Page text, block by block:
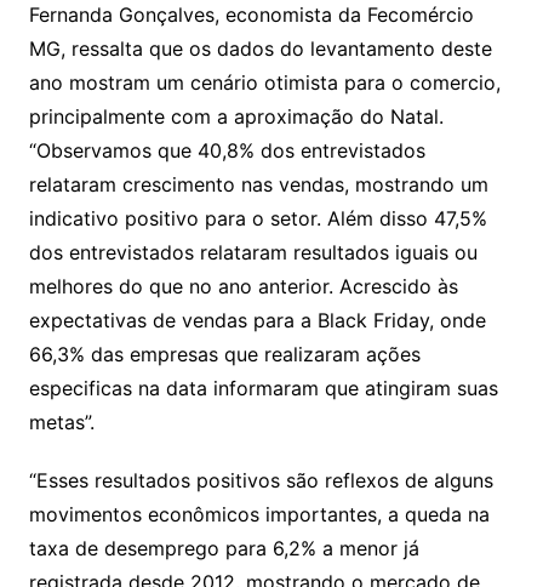
Fernanda Gonçalves, economista da Fecomércio
MG, ressalta que os dados do levantamento deste
ano mostram um cenário otimista para o comercio,
principalmente com a aproximação do Natal.
“Observamos que 40,8% dos entrevistados
relataram crescimento nas vendas, mostrando um
indicativo positivo para o setor. Além disso 47,5%
dos entrevistados relataram resultados iguais ou
melhores do que no ano anterior. Acrescido às
expectativas de vendas para a Black Friday, onde
66,3% das empresas que realizaram ações
especificas na data informaram que atingiram suas
metas”.
“Esses resultados positivos são reflexos de alguns
movimentos econômicos importantes, a queda na
taxa de desemprego para 6,2% a menor já
registrada desde 2012, mostrando o mercado de